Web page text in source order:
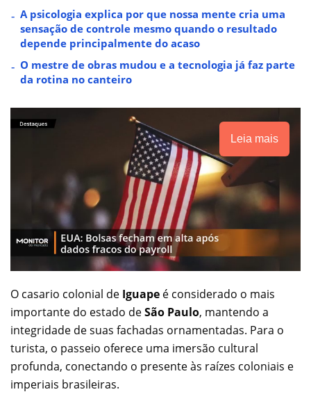
A psicologia explica por que nossa mente cria uma
sensação de controle mesmo quando o resultado
depende principalmente do acaso
O mestre de obras mudou e a tecnologia já faz parte
da rotina no canteiro
Leia mais
O casario colonial de Iguape é considerado o mais
importante do estado deSão Paulo, mantendo a
integridade de suas fachadas ornamentadas. Para o
turista, o passeio oferece uma imersão cultural
profunda, conectando o presente às raízes coloniais e
imperiais brasileiras.